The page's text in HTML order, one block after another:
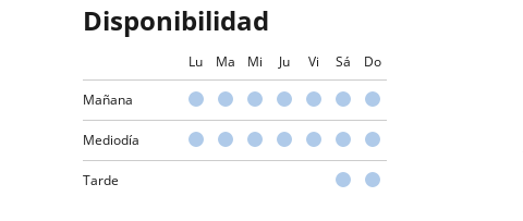
Disponibilidad
Lu Ma Mi Ju Vi Sá Do
Mañana
Mediodía
Tarde